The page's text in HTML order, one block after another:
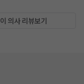
이 의사 리뷰보기